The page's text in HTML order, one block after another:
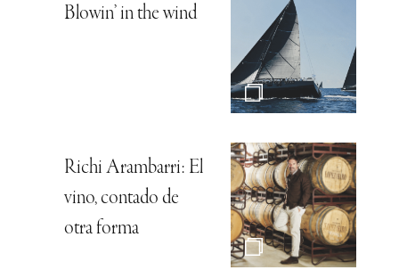
Blowin’ in the wind
Richi Arambarri: El
vino, contado de
otra forma